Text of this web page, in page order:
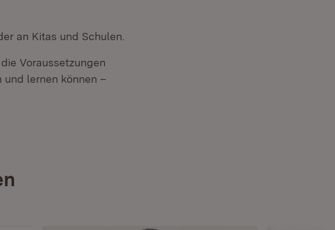
an Kitas und Schulen.
Voraussetzungen
lernen können –